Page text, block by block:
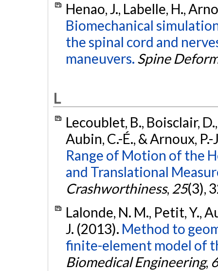
Henao, J., Labelle, H.,
Biomechanical
the spinal cord and
maneuvers. Spine
L
Lecoublet, B., Boisclair,
Aubin, C.-É., & Arnoux,
Range of Motion of the
and Translational
Crashworthiness, 25(3),
Lalonde, N. M., Petit, Y.,
J. (2013). Method to
finite-element model of
Biomedical Engineering,